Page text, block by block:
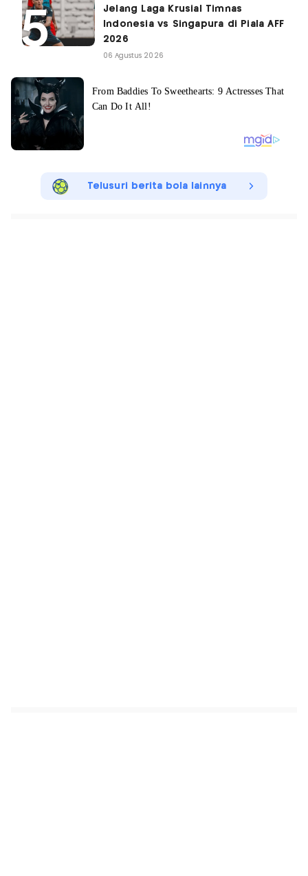
Jelang Laga Krusial Timnas
Indonesia vs Singapura di Piala AFF
2026
06 Agustus 2026
Telusuri berita bola lainnya